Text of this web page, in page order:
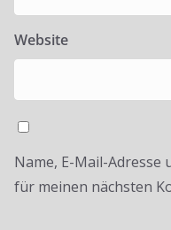
Website
Name, E-Mail-Adresse
für meinen nächsten